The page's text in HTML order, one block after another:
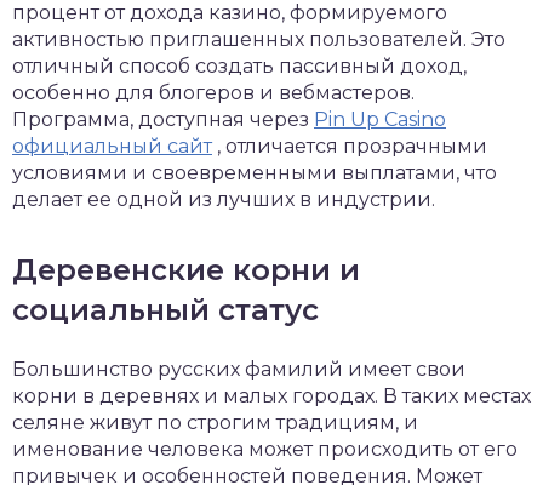
процент от дохода казино, формируемого
активностью приглашенных пользователей. Это
отличный способ создать пассивный доход,
особенно для блогеров и вебмастеров.
Программа, доступная через Pin Up Casino
официальный сайт, отличается прозрачными
условиями и своевременными выплатами, что
делает ее одной из лучших в индустрии.
Деревенские корни и
социальный статус
Большинство русских фамилий имеет свои
корни в деревнях и малых городах. В таких местах
селяне живут по строгим традициям, и
именование человека может происходить от его
привычек и особенностей поведения. Может